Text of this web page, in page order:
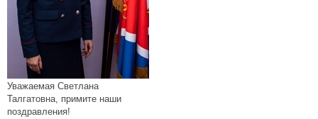
Уважаемая Светлана
Талгатовна, примите наши
поздравления!